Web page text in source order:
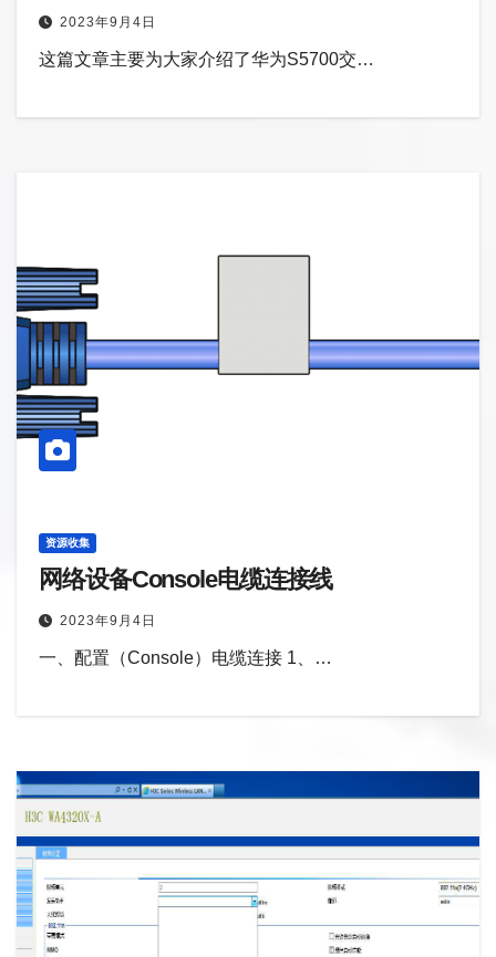
2023年9月4日
这篇文章主要为大家介绍了华为S5700交…
资源收集
网络设备Console电缆连接线
2023年9月4日
一、配置（Console）电缆连接 1、…